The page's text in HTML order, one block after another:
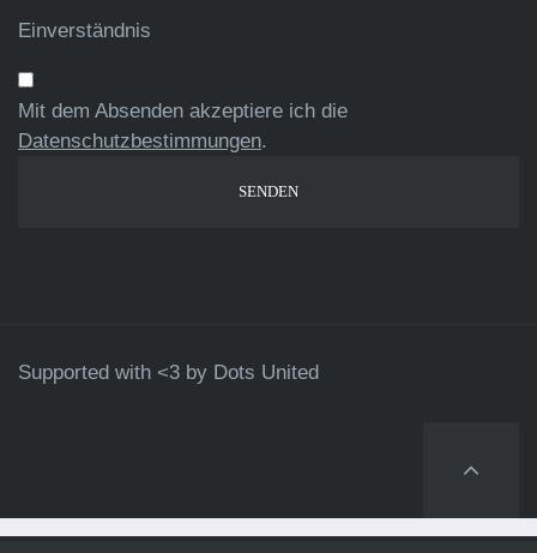
Einverständnis
Mit dem Absenden akzeptiere ich die
Datenschutzbestimmungen.
Supported with <3 by Dots United